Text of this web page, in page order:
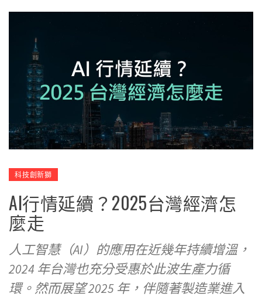
科技創新獅
AI行情延續？2025台灣經濟怎
麼走
人工智慧（AI）的應用在近幾年持續增溫，
2024 年台灣也充分受惠於此波生產力循
環。然而展望 2025 年，伴隨著製造業進入